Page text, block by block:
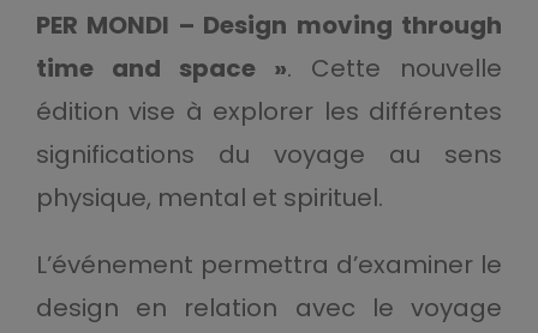
PER MONDI – Design moving through
time and space ». Cette nouvelle
édition vise à explorer les différentes
significations du voyage au sens
physique, mental et spirituel.
L’événement permettra d’examiner le
design en relation avec le voyage